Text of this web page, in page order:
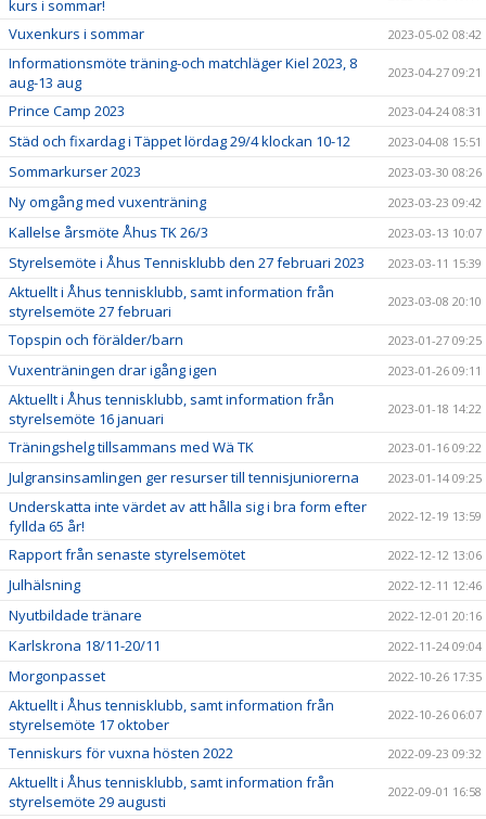
kurs i sommar!
Vuxenkurs i sommar 2023-05-02 08:42
Informationsmöte träning-och matchläger Kiel 2023, 8
aug-13 aug
2023-04-27 09:21
Prince Camp 2023 2023-04-24 08:31
Städ och fixardag i Täppet lördag 29/4 klockan 10-12 2023-04-08 15:51
Sommarkurser 2023 2023-03-30 08:26
Ny omgång med vuxenträning 2023-03-23 09:42
Kallelse årsmöte Åhus TK 26/3 2023-03-13 10:07
Styrelsemöte i Åhus Tennisklubb den 27 februari 2023 2023-03-11 15:39
Aktuellt i Åhus tennisklubb, samt information från
styrelsemöte 27 februari
2023-03-08 20:10
Topspin och förälder/barn 2023-01-27 09:25
Vuxenträningen drar igång igen 2023-01-26 09:11
Aktuellt i Åhus tennisklubb, samt information från
styrelsemöte 16 januari
2023-01-18 14:22
Träningshelg tillsammans med Wä TK 2023-01-16 09:22
Julgransinsamlingen ger resurser till tennisjuniorerna 2023-01-14 09:25
Underskatta inte värdet av att hålla sig i bra form efter
fyllda 65 år!
2022-12-19 13:59
Rapport från senaste styrelsemötet 2022-12-12 13:06
Julhälsning 2022-12-11 12:46
Nyutbildade tränare 2022-12-01 20:16
Karlskrona 18/11-20/11 2022-11-24 09:04
Morgonpasset 2022-10-26 17:35
Aktuellt i Åhus tennisklubb, samt information från
styrelsemöte 17 oktober
2022-10-26 06:07
Tenniskurs för vuxna hösten 2022 2022-09-23 09:32
Aktuellt i Åhus tennisklubb, samt information från
styrelsemöte 29 augusti
2022-09-01 16:58